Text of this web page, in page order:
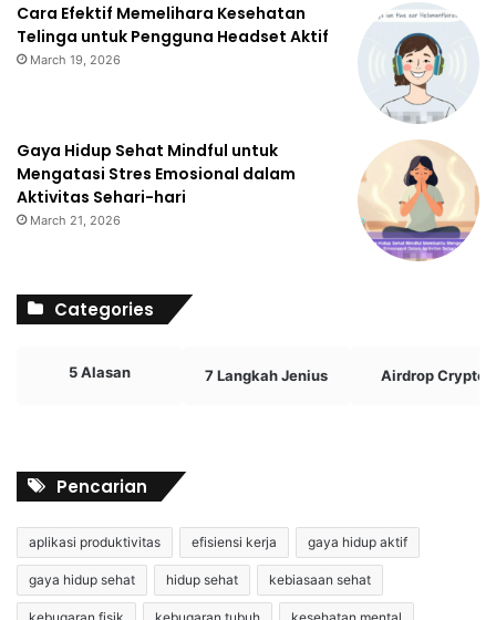
Cara Efektif Memelihara Kesehatan
Telinga untuk Pengguna Headset Aktif
March 19, 2026
Gaya Hidup Sehat Mindful untuk
Mengatasi Stres Emosional dalam
Aktivitas Sehari-hari
March 21, 2026
Categories
5 Alasan 7 Langkah Jenius Airdrop Crypto
Pencarian
aplikasi produktivitas efisiensi kerja gaya hidup aktif
gaya hidup sehat hidup sehat kebiasaan sehat